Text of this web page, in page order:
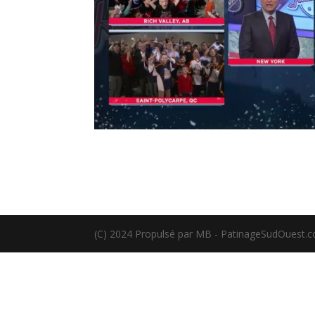
(C) 2024 Propulsé par MB -